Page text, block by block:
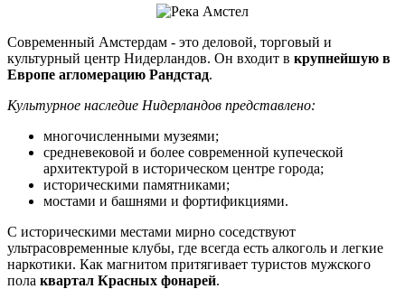
Современный Амстердам - это деловой, торговый и
культурный центр Нидерландов. Он входит в крупнейшую в
Европе агломерацию Рандстад.
Культурное наследие Нидерландов представлено:
многочисленными музеями;
средневековой и более современной купеческой
архитектурой в историческом центре города;
историческими памятниками;
мостами и башнями и фортификциями.
С историческими местами мирно соседствуют
ультрасовременные клубы, где всегда есть алкоголь и легкие
наркотики. Как магнитом притягивает туристов мужского
пола квартал Красных фонарей.